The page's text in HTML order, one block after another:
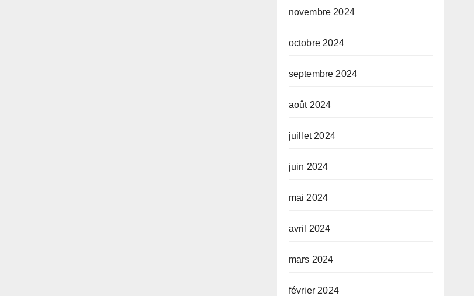
novembre 2024
octobre 2024
septembre 2024
août 2024
juillet 2024
juin 2024
mai 2024
avril 2024
mars 2024
février 2024